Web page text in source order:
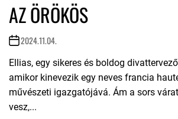
AZ ÖRÖKÖS
2024.11.04.
Ellias, egy sikeres és boldog
amikor kinevezik egy neves francia
művészeti igazgatójává. Ám a sors
vesz,...